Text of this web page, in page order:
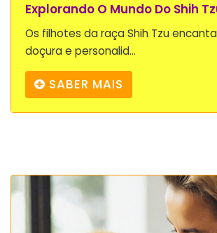
Explorando O Mundo Do Shih
Os filhotes da raça Shih Tzu
doçura e personalid...
SABER MAIS